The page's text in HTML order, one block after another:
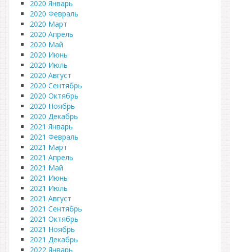
2020 Январь
2020 Февраль
2020 Март
2020 Апрель
2020 Май
2020 Июнь
2020 Июль
2020 Август
2020 Сентябрь
2020 Октябрь
2020 Ноябрь
2020 Декабрь
2021 Январь
2021 Февраль
2021 Март
2021 Апрель
2021 Май
2021 Июнь
2021 Июль
2021 Август
2021 Сентябрь
2021 Октябрь
2021 Ноябрь
2021 Декабрь
2022 Январь